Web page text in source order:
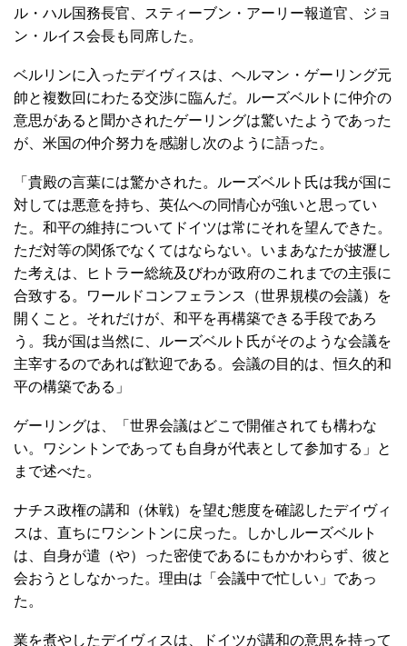
ル・ハル国務長官、スティーブン・アーリー報道官、ジョ
ン・ルイス会長も同席した。
ベルリンに入ったデイヴィスは、ヘルマン・ゲーリング元
帥と複数回にわたる交渉に臨んだ。ルーズベルトに仲介の
意思があると聞かされたゲーリングは驚いたようであった
が、米国の仲介努力を感謝し次のように語った。
「貴殿の言葉には驚かされた。ルーズベルト氏は我が国に
対しては悪意を持ち、英仏への同情心が強いと思ってい
た。和平の維持についてドイツは常にそれを望んできた。
ただ対等の関係でなくてはならない。いまあなたが披瀝し
た考えは、ヒトラー総統及びわが政府のこれまでの主張に
合致する。ワールドコンフェランス（世界規模の会議）を
開くこと。それだけが、和平を再構築できる手段であろ
う。我が国は当然に、ルーズベルト氏がそのような会議を
主宰するのであれば歓迎である。会議の目的は、恒久的和
平の構築である」
ゲーリングは、「世界会議はどこで開催されても構わな
い。ワシントンであっても自身が代表として参加する」と
まで述べた。
ナチス政権の講和（休戦）を望む態度を確認したデイヴィ
スは、直ちにワシントンに戻った。しかしルーズベルト
は、自身が遣（や）った密使であるにもかかわらず、彼と
会おうとしなかった。理由は「会議中で忙しい」であっ
た。
業を煮やしたデイヴィスは、ドイツが講和の意思を持って